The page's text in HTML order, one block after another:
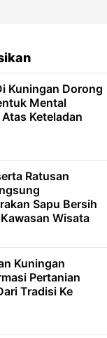
Kuningan Dorong
Mental
Keteladan
Ratusan
Sapu Bersih
Wisata
Kuningan
Pertanian
Tradisi Ke